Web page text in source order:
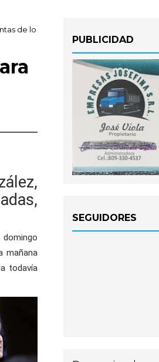
de lo
mañana
todavía
PUBLICIDAD
SEGUIDORES